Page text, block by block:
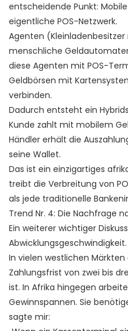
entscheidende Punkt:
eigentliche POS-Netzwerk.
Agenten
menschliche
diese Agenten mit POS-
Geldbörsen mit
verbinden.
Dadurch entsteht ein
Kunde zahlt mit mobilem
Händler erhält die
seine Wallet.
Das ist ein einzigartiges
treibt die Verbreitung von
als jede traditionelle
Trend Nr. 4: Die Nachfrage
Ein weiterer wichtiger
Abwicklungsgeschwindigkeit.
In vielen westlichen
Zahlungsfrist von zwei bis
ist. In Afrika hingegen
Gewinnspannen. Sie
sagte mir: